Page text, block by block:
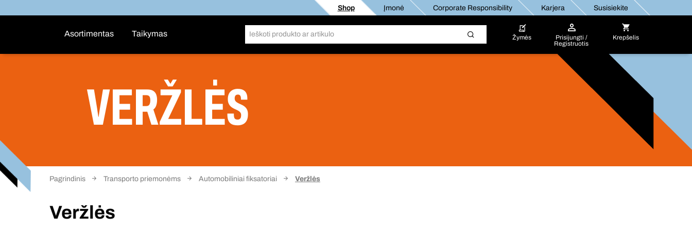
Shop Įmonė Corporate Responsibility Karjera Susisiekite
Asortimentas Taikymas Žymės
Prisijungti /
Registruotis
Krepšelis
VERŽLĖS
Pagrindinis Transporto priemonėms Automobiliniai fiksatoriai Veržlės
Veržlės